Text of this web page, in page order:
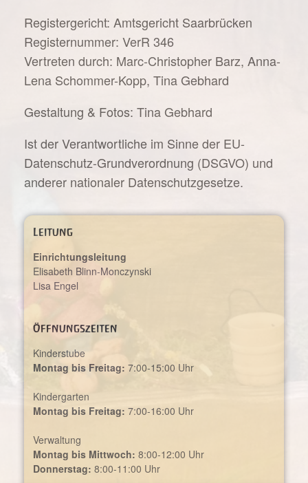
Registergericht: Amtsgericht Saarbrücken
Registernummer: VerR 346
Vertreten durch: Marc-Christopher Barz, Anna-
Lena Schommer-Kopp, Tina Gebhard
Gestaltung & Fotos: Tina Gebhard
Ist der Verantwortliche im Sinne der EU-
Datenschutz-Grundverordnung (DSGVO) und
anderer nationaler Datenschutzgesetze.
Leitung
Einrichtungsleitung
Elisabeth Blinn-Monczynski
Lisa Engel
Öffnungszeiten
Kinderstube
Montag bis Freitag: 7:00-15:00 Uhr
Kindergarten
Montag bis Freitag: 7:00-16:00 Uhr
Verwaltung
Montag bis Mittwoch: 8:00-12:00 Uhr
Donnerstag: 8:00-11:00 Uhr